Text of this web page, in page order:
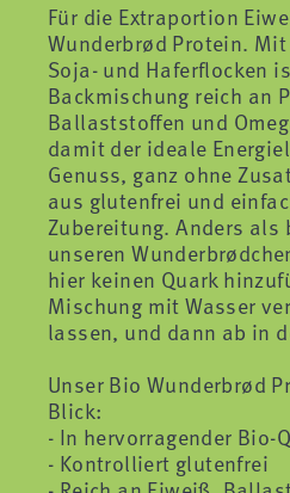
Für die Extraportion
Wunderbrød Protein.
Soja- und Haferflocken
Backmischung reich an
Ballaststoffen und
damit der ideale
Genuss, ganz ohne
aus glutenfrei und
Zubereitung. Anders als
unseren
hier keinen Quark
Mischung mit Wasser
lassen, und dann ab in
Unser Bio Wunderbrød
Blick:
- In hervorragender Bio-
- Kontrolliert glutenfrei